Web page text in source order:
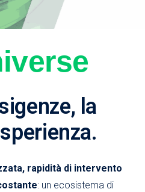
la
rapidità di intervento
: un ecosistema di